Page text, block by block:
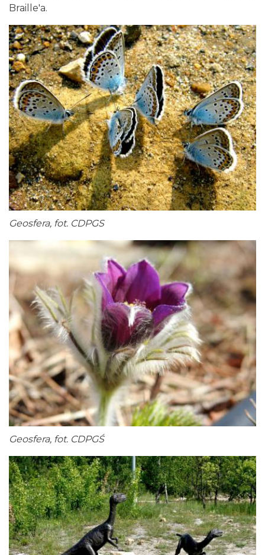
Braille'a.
Geosfera, fot. CDPGS
Geosfera, fot. CDPGŚ